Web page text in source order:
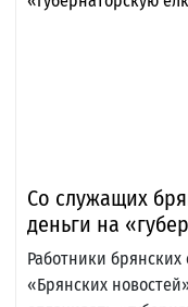
Со служащих
деньги на
Работники
«Брянских